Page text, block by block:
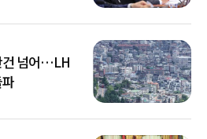
건 넘어…LH